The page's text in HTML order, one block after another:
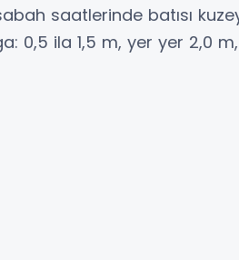
saatlerinde batısı
0,5 ila 1,5 m, yer yer 2,0